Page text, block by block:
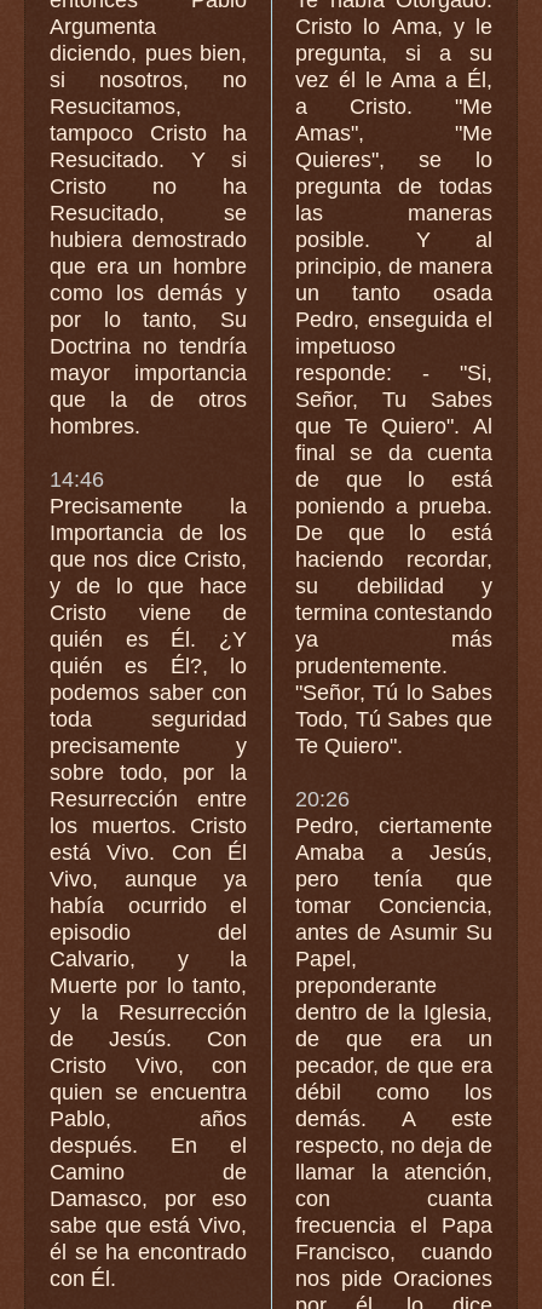
Argumenta
diciendo, pues bien,
si nosotros, no
Resucitamos,
tampoco Cristo ha
Resucitado. Y si
Cristo no ha
Resucitado, se
hubiera demostrado
que era un hombre
como los demás y
por lo tanto, Su
Doctrina no tendría
mayor importancia
que la de otros
hombres.
14:46
Precisamente la
Importancia de los
que nos dice Cristo,
y de lo que hace
Cristo viene de
quién es Él. ¿Y
quién es Él?, lo
podemos saber con
toda seguridad
precisamente y
sobre todo, por la
Resurrección entre
los muertos. Cristo
está Vivo. Con Él
Vivo, aunque ya
había ocurrido el
episodio del
Calvario, y la
Muerte por lo tanto,
y la Resurrección
de Jesús. Con
Cristo Vivo, con
quien se encuentra
Pablo, años
después. En el
Camino de
Damasco, por eso
sabe que está Vivo,
él se ha encontrado
con Él.
Cristo lo Ama, y le
pregunta, si a su
vez él le Ama a Él,
a Cristo. "Me
Amas", "Me
Quieres", se lo
pregunta de todas
las maneras
posible. Y al
principio, de manera
un tanto osada
Pedro, enseguida el
impetuoso
responde: - "Si,
Señor, Tu Sabes
que Te Quiero". Al
final se da cuenta
de que lo está
poniendo a prueba.
De que lo está
haciendo recordar,
su debilidad y
termina contestando
ya más
prudentemente.
"Señor, Tú lo Sabes
Todo, Tú Sabes que
Te Quiero".
20:26
Pedro, ciertamente
Amaba a Jesús,
pero tenía que
tomar Conciencia,
antes de Asumir Su
Papel,
preponderante
dentro de la Iglesia,
de que era un
pecador, de que era
débil como los
demás. A este
respecto, no deja de
llamar la atención,
con cuanta
frecuencia el Papa
Francisco, cuando
nos pide Oraciones